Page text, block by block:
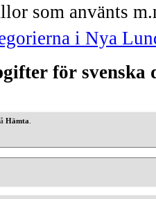
som använts
i Nya
för svenska
Hämta